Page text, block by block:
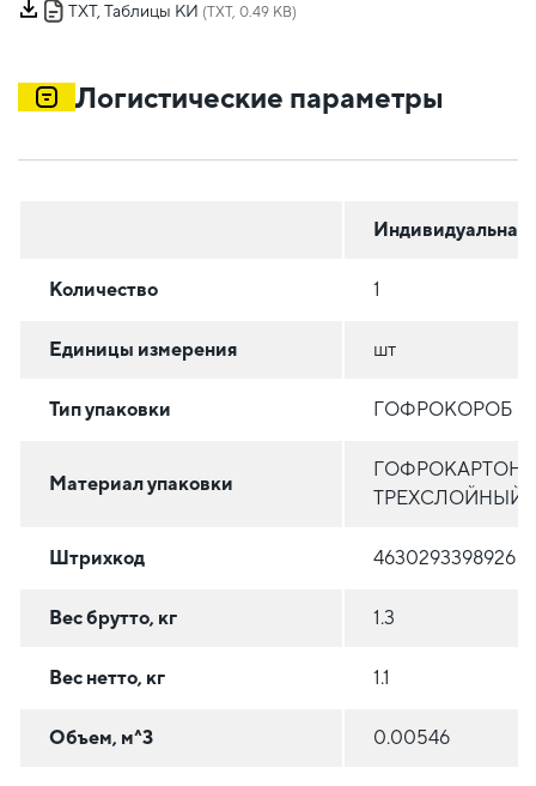
TXT, Таблицы КИ (TXT, 0.49 KB)
Логистические параметры
Индивидуальная
Количество 1
Единицы измерения шт
Тип упаковки ГОФРОКОРОБ
Материал упаковки
ГОФРОКАРТОН
ТРЕХСЛОЙНЫЙ
Штрихкод 4630293398926
Вес брутто, кг 1.3
Вес нетто, кг 1.1
Объем, м^3 0.00546